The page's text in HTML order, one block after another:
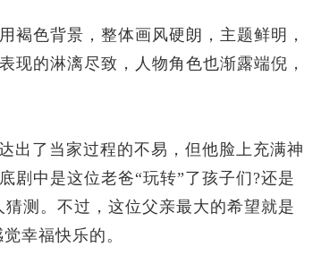
色背景，整体画风硬朗，主题鲜明，
现的淋漓尽致，人物角色也渐露端倪，
了当家过程的不易，但他脸上充满神
剧中是这位老爸“玩转”了孩子们?还是
测。不过，这位父亲最大的希望就是
幸福快乐的。